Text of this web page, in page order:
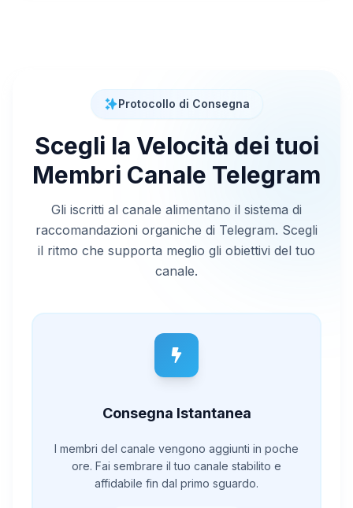
Protocollo di Consegna
Scegli la Velocità dei tuoi
Membri Canale Telegram
Gli iscritti al canale alimentano il sistema di
raccomandazioni organiche di Telegram. Scegli
il ritmo che supporta meglio gli obiettivi del tuo
canale.
Consegna Istantanea
I membri del canale vengono aggiunti in poche
ore. Fai sembrare il tuo canale stabilito e
affidabile fin dal primo sguardo.